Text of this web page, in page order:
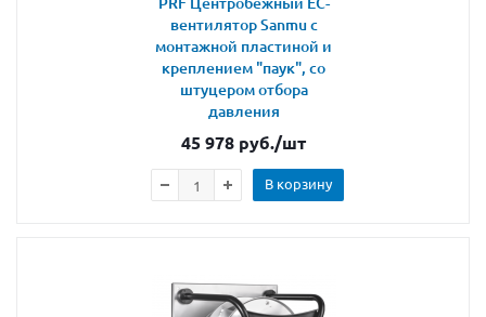
вентилятор Sanmu с
монтажной пластиной и
креплением "паук", со
штуцером отбора
давления
45 978 руб./шт
В корзину